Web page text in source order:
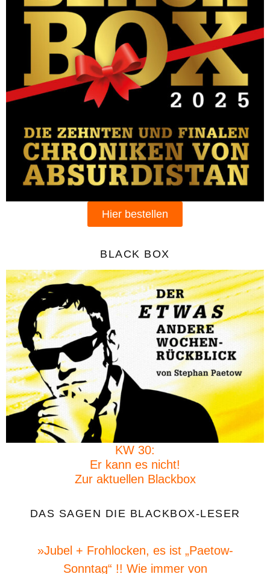
Hier bestellen
BLACK BOX
KW 30:
Er kann es nicht!
Zur aktuellen Blackbox
DAS SAGEN DIE BLACKBOX-LESER
»Jubel + Frohlocken, es ist „Paetow-
Sonntag“ !! Wie immer von